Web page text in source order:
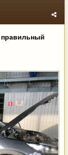
правильный